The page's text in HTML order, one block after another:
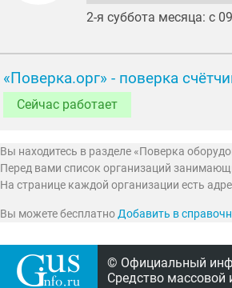
2-я суббота месяца: с
«Поверка.орг» - поверка
Сейчас работает
Вы находитесь в разделе «Поверка
Перед вами список организаций
На странице каждой организации есть
Вы можете бесплатноДобавить в
© Официальный
Средство массовой